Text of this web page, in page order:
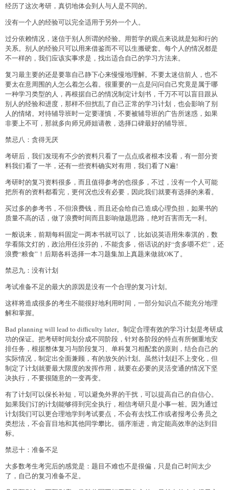
经历了这次考研，真切地体会到人与人是不同的。
没有一个人的经验可以完全适用于另外一个人。
过分依赖情况，迷信于别人所谓的经验。用哲学的观点来说就是知和行的
关系。别人的经验只可以用来借鉴而不可以生搬硬套。每个人的情况都是
不一样的，我们应该实事求是，找出适合自己的学习方法来。
复习最主要的还是要靠自己静下心来慢慢地理解。不要太迷信前人，也不
要太在意周围的人怎么着怎么着。很重要的一点是问问自己究竟是属于哪
一种学习类型的人，再根据自己的情况制定计划书，千万不可以盲目跟从
别人的经验和进度，那样不但扰乱了自己正常的学习计划，也会影响了别
人的情绪。对待辅导班时一定要谨慎，不要被辅导班的广告所迷惑，如果
非要上不可，那就多向师兄师姐请教，选择口碑最好的辅导班。
禁忌八：贪得无厌
考研后，我们发现有不少的资料只看了一点点或者根本没看，有一部分资
料我们看了一半，还有一些资料确实对有用，我们看了N遍!
考研时的复习资料很多，而且值得参考的也很多，不过，没有一个人可能
把所有的资料都看完，更何况也没有必要，因此我们就要有选择的来看。
买过多的参考书，不但浪费钱，而且还会给自己造成心理负担，如果书的
质量不高的话，做了浪费时间而且影响做题思路，绝对百害而无一利。
一般说来，前期每科固定一两本书就可以了，比如说英语用朱泰淇的，数
学看陈文灯的，政治用任汝芬的，不能贪多，俗话说的好“贪多嚼不烂”，还
浪费“粮食”！后期各科选择一本习题集加上真题来做就OK了。
禁忌九：没有计划
考试准备不足的最大的原因是没有一个合理的复习计划。
这样将造成很多的考生不能很好地利用时间，一部分知识点不能充分地理
解和掌握。
Bad planning will lead to difficulty later。制定合理有效的学习计划是考研成
功的保证。把考研时间划分成不同阶段，针对各阶段的特点有所侧重地安
排任务，根据整体复习与阶段复习、单科复习相配套的原则，结合自己的
实际情况，制定出全面兼顾，有的放矢的计划。虽然计划赶不上变化，但
制定了计划就要最大限度的发挥作用，就要在必要的灵活变通的情况下坚
决执行，不要很随意的一变再变。
有了计划可以保长补短，可以避免外界的干扰，可以提高自己的自信心。
如果我们订的计划能够得到完全执行，相信考研只是小事一桩。因为通过
计划我们可以更合理地学到考试要点，不会有去找工作或者报考公务员之
类想法，不会盲目地和其他同学攀比。循序渐进，肯定能高效率的达到目
标。
禁忌十：准备不足
大多数考生考完后的感觉是：题目不难也不是很偏，只是自己时间太少
了，自己的复习准备不足。